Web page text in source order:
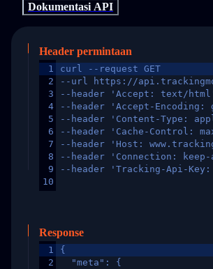
Dokumentasi API
Header permintaan
1
2
3
4
5
6
7
8
9
10
curl --request GET
--url https://
--header 'Accept: text/
--header 'Accept-
--header 'Content-Type:
--header 'Cache-Control:
--header 'Host:
--header 'Connection:
--header 'Tracking-Api-Key:
Response
1
2
{
  "meta": {